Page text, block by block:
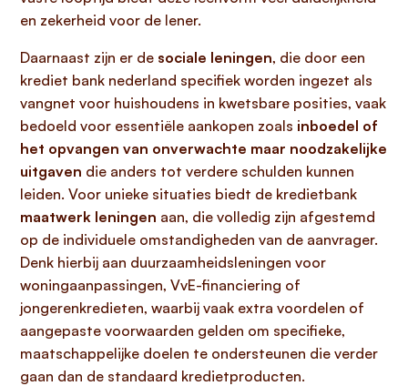
en zekerheid voor de lener.
Daarnaast zijn er de sociale leningen, die door een
krediet bank nederland specifiek worden ingezet als
vangnet voor huishoudens in kwetsbare posities, vaak
bedoeld voor essentiële aankopen zoals inboedel of
het opvangen van onverwachte maar noodzakelijke
uitgaven die anders tot verdere schulden kunnen
leiden. Voor unieke situaties biedt de kredietbank
maatwerk leningen aan, die volledig zijn afgestemd
op de individuele omstandigheden van de aanvrager.
Denk hierbij aan duurzaamheidsleningen voor
woningaanpassingen, VvE-financiering of
jongerenkredieten, waarbij vaak extra voordelen of
aangepaste voorwaarden gelden om specifieke,
maatschappelijke doelen te ondersteunen die verder
gaan dan de standaard kredietproducten.